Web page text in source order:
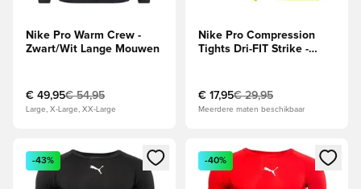
Nike Pro Warm Crew -
Zwart/Wit Lange Mouwen
€ 49,95€ 54,95
Large, X-Large, XX-Large
Nike Pro Compression
Tights Dri-FIT Strike -
€ 17,95€ 29,95
Meerdere maten beschikbaar
Opent een venster om in te loggen of je aan te melden als
-43%
Opent een venster om in te
-40%